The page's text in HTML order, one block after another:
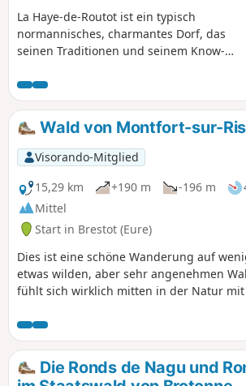
La Haye-de-Routot ist ein typisch
normannisches, charmantes Dorf, das
seinen Traditionen und seinem Know-
führt ein einfacher Rundweg für alle
Altersgruppen durch eine
abwechslungsreiche Landschaft mit
einer schönen Sammlung von
Kopfbäumen, die sich über die Hecken
erstrecken, und hohen Buchen im
Staatswald, hübschen Bocage-Tälern
und Ausblicken auf die
landwirtschaftliche Ebene. Der Weg ist
größtenteils nicht markiert und verkürzt
den gelb markierten Rundweg.
Wald von Montfort-sur-
Visorando-Mitglied
15,29 km
+190 m -196 m
Mittel
Start in Brestot (Eure)
Dies ist eine schöne Wanderung auf
etwas wilden, aber sehr angenehmen
fühlt sich wirklich mitten in der Natur
Farnen usw. Man atmet tief durch, denn
mit ihren schönen Aufstiegen und
doch recht sportlich, aber dennoch ohne
zu bewältigen ...
Die Ronds de Nagu und